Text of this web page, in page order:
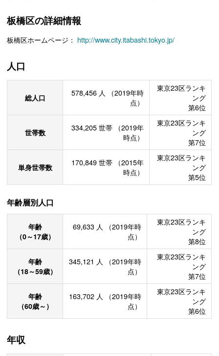
板橋区の詳細情報
板橋区ホームページ： http://www.city.itabashi.tokyo.jp/
人口
総人口 578,456 人
（2019年時
点）
東京23区ランキ
ング
第6位
世帯数 334,205 世帯
（2019年
時点）
東京23区ランキ
ング
第7位
単身世帯数 170,849 世帯
（2015年
時点）
東京23区ランキ
ング
第5位
年齢層別人口
年齢
（0～17歳）
69,633 人
（2019年時
点）
東京23区ランキ
ング
第8位
年齢
（18～59歳）
345,121 人
（2019年時
点）
東京23区ランキ
ング
第7位
年齢
（60歳～）
163,702 人
（2019年時
点）
東京23区ランキ
ング
第6位
年収